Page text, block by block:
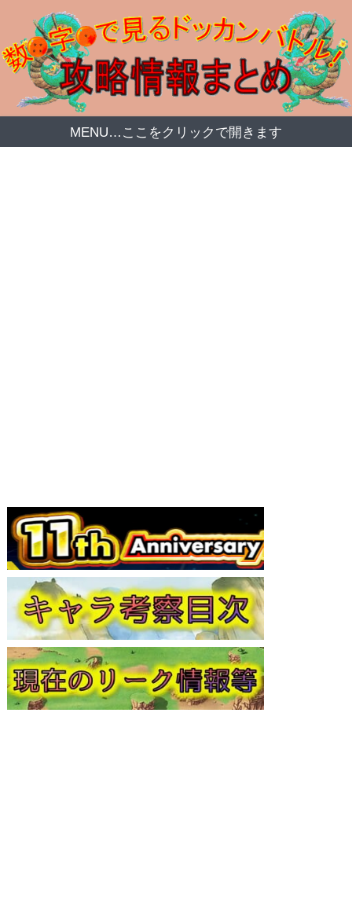
MENU…ここをクリックで開きます